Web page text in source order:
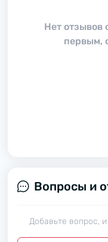
Нет отзывов
первым,
Вопросы и
Добавьте вопрос,